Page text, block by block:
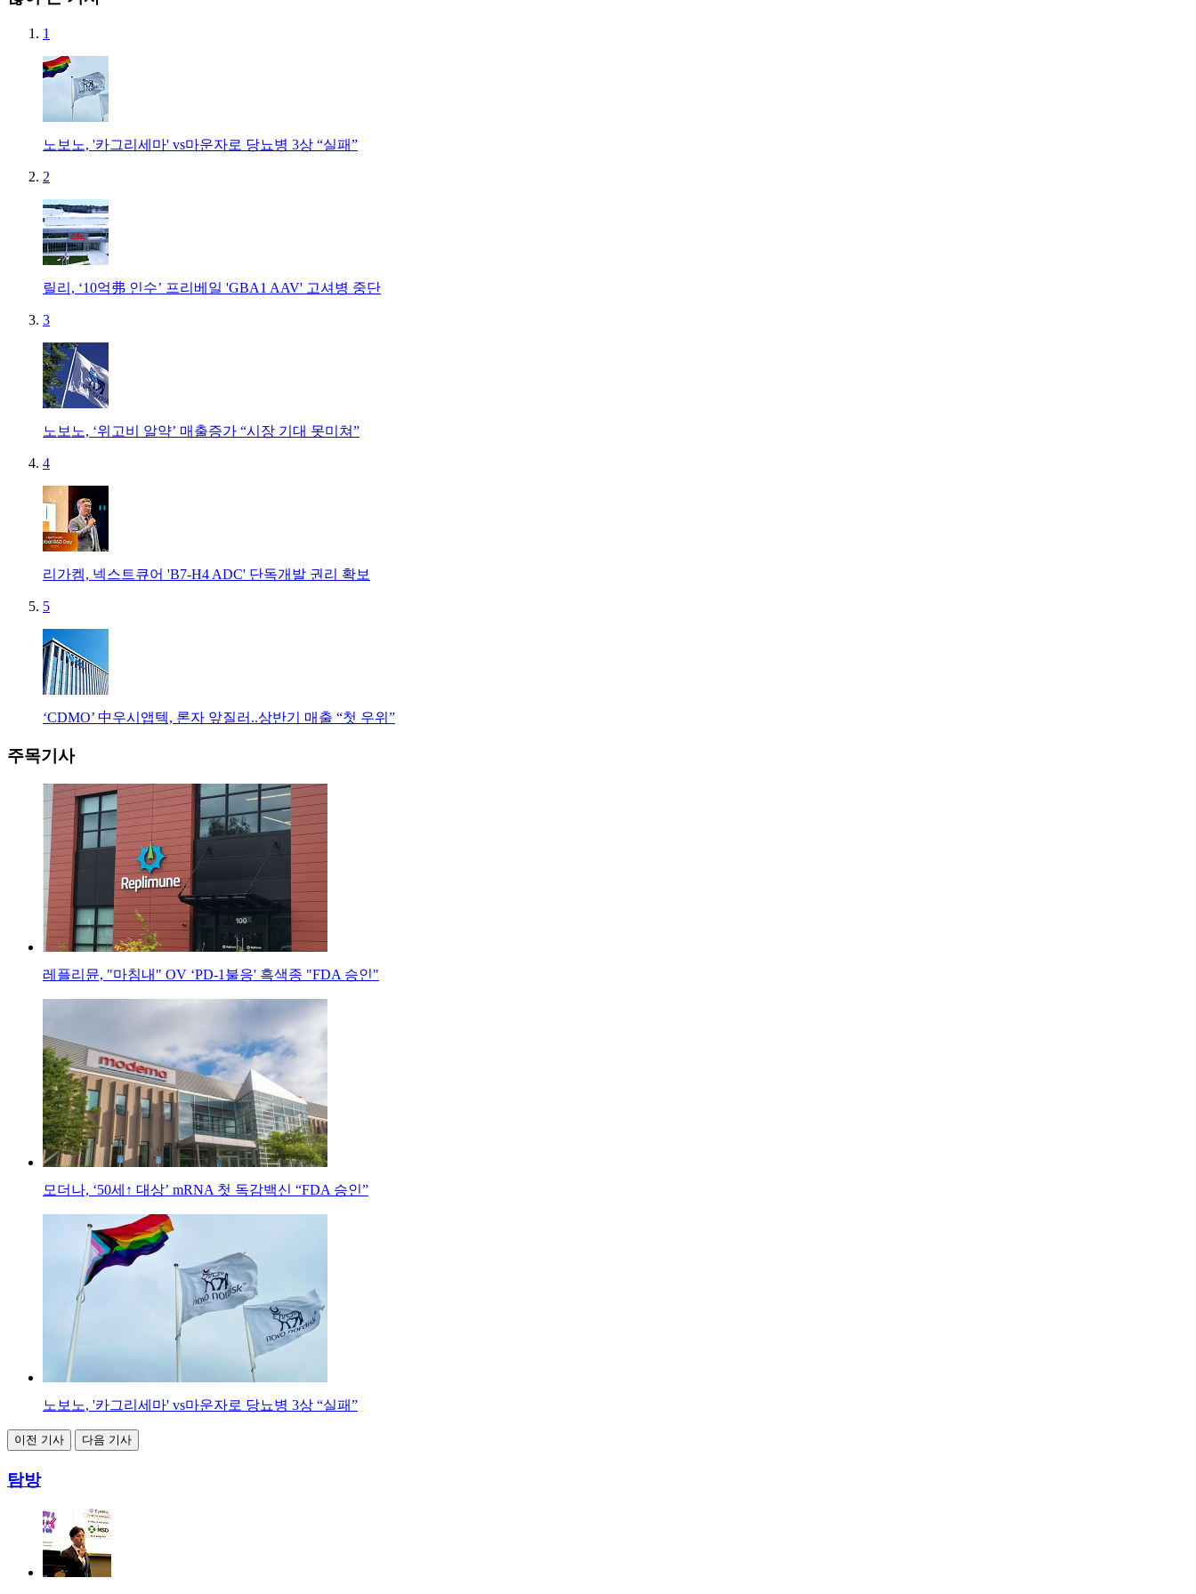
1
노보노, '카그리세마' vs마운자로 당뇨병 3상 “실패”
2
릴리, ‘10억弗 인수’ 프리베일 'GBA1 AAV' 고셔병 중단
3
노보노, ‘위고비 알약’ 매출증가 “시장 기대 못미쳐”
4
리가켐, 넥스트큐어 'B7-H4 ADC' 단독개발 권리 확보
5
‘CDMO’ 中우시앱텍, 론자 앞질러..상반기 매출 “첫 우위”
주목기사
레플리뮨, "마침내" OV ‘PD-1불응' 흑색종 "FDA 승인"
모더나, ‘50세↑ 대상’ mRNA 첫 독감백신 “FDA 승인”
노보노, '카그리세마' vs마운자로 당뇨병 3상 “실패”
이전 기사 다음 기사
탐방